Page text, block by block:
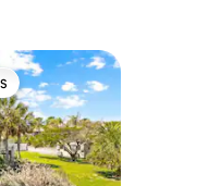
dos hóspedes